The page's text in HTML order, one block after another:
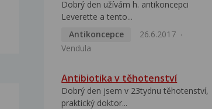
Dobrý den užívám h. antikoncepci
Leverette a tento...
Antikoncepce
26.6.2017
Vendula
Antibiotika v těhotenství
Dobrý den jsem v 23tydnu těhotenství,
praktický doktor...